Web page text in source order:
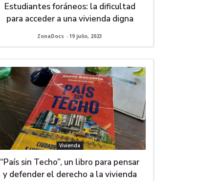
Estudiantes foráneos: la dificultad
para acceder a una vivienda digna
ZonaDocs - 19 julio, 2023
Vivienda
“País sin Techo”, un libro para pensar
y defender el derecho a la vivienda